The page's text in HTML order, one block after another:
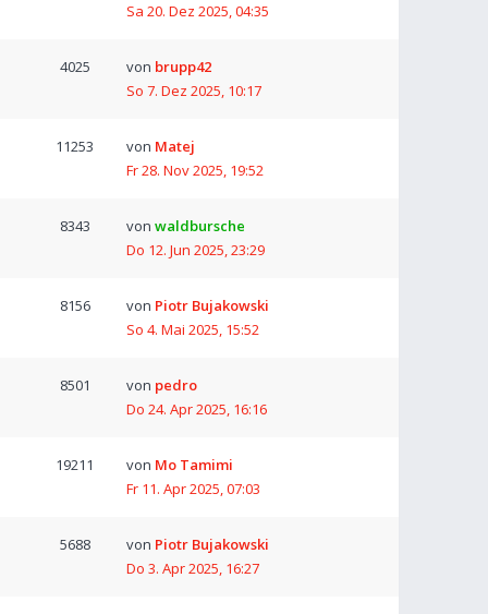
Sa 20. Dez 2025, 04:35
4025 von brupp42
So 7. Dez 2025, 10:17
11253 von Matej
Fr 28. Nov 2025, 19:52
8343 von waldbursche
Do 12. Jun 2025, 23:29
8156 von Piotr Bujakowski
So 4. Mai 2025, 15:52
8501 von pedro
Do 24. Apr 2025, 16:16
19211 von Mo Tamimi
Fr 11. Apr 2025, 07:03
5688 von Piotr Bujakowski
Do 3. Apr 2025, 16:27